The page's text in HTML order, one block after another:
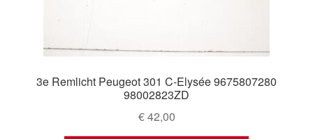
3e Remlicht Peugeot 301 C-Elysée 9675807280
98002823ZD
€42,00